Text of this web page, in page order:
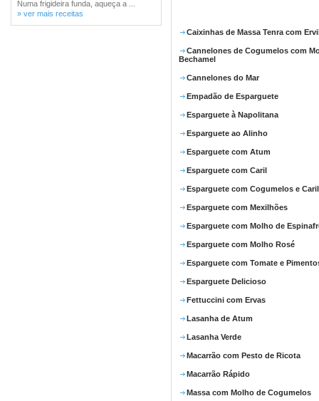
Numa frigideira funda, aqueça a ...
» ver mais receitas
Caixinhas de Massa Tenra com
Cannelones de Cogumelos com
Bechamel
Cannelones do Mar
Empadão de Esparguete
Esparguete à Napolitana
Esparguete ao Alinho
Esparguete com Atum
Esparguete com Caril
Esparguete com Cogumelos e Caril
Esparguete com Mexilhões
Esparguete com Molho de
Esparguete com Molho Rosé
Esparguete com Tomate e
Esparguete Delicioso
Fettuccini com Ervas
Lasanha de Atum
Lasanha Verde
Macarrão com Pesto de Ricota
Macarrão Rápido
Massa com Molho de Cogumelos